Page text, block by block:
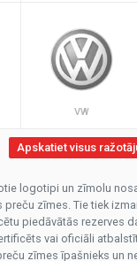
VW
Apskatiet visus
logotipi un zīmolu
preču zīmes. Tie tiek
piedāvātās rezerves
vai oficiāli
zīmes īpašnieks un